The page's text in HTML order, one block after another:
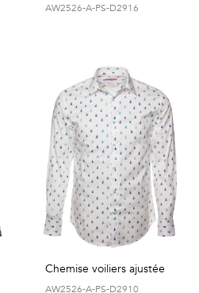
AW2526-A-PS-D2916
Chemise voiliers ajustée
AW2526-A-PS-D2910